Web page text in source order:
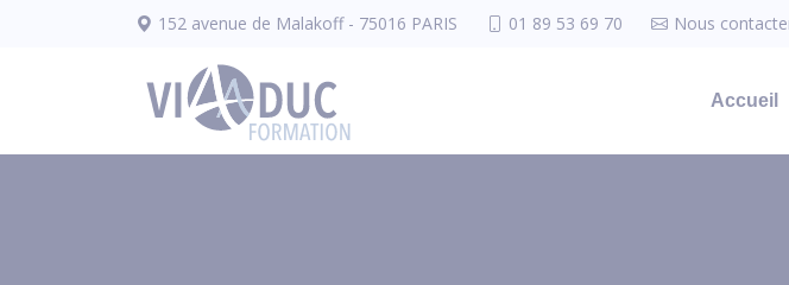
152 avenue de Malakoff - 75016 PARIS 01 89 53 69 70 Nous
Accueil
Panneau de gestion des cookies